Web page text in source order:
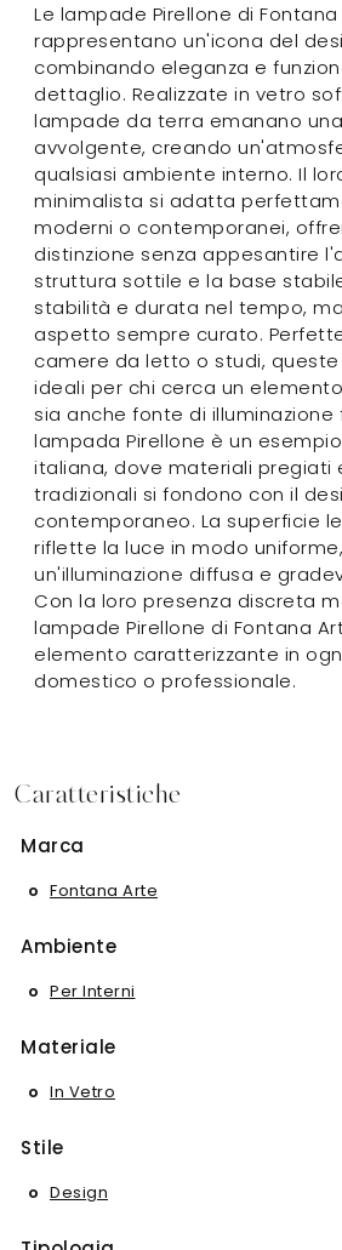
Le lampade Pirellone di
rappresentano un'icona del
combinando eleganza e
dettaglio. Realizzate in vetro
lampade da terra emanano
avvolgente, creando
qualsiasi ambiente interno. Il
minimalista si adatta
moderni o contemporanei,
distinzione senza appesantire
struttura sottile e la base
stabilità e durata nel tempo,
aspetto sempre curato.
camere da letto o studi,
ideali per chi cerca un
sia anche fonte di illuminazione
lampada Pirellone è un
italiana, dove materiali pregiati
tradizionali si fondono con il
contemporaneo. La superficie
riflette la luce in modo
un'illuminazione diffusa e
Con la loro presenza discreta
lampade Pirellone di Fontana
elemento caratterizzante in
domestico o professionale.
Caratteristiche
Marca
Fontana Arte
Ambiente
Per Interni
Materiale
In Vetro
Stile
Design